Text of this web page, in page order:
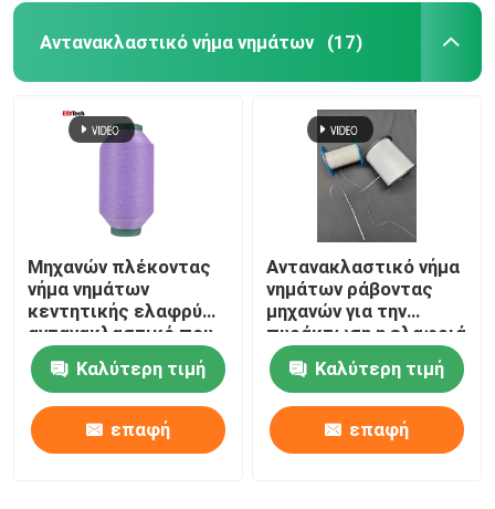
Αντανακλαστικό νήμα νημάτων (17)
Μηχανών πλέκοντας
νήμα νημάτων
κεντητικής ελαφρύ
αντανακλαστικό που
χρησιμοποιείται στο
λογότυπο μπλουζών
που ντύνει κόκκινο
πράσινο
Καλύτερη τιμή
επαφή
Αντανακλαστικό νήμα
νημάτων ράβοντας
μηχανών για την
πυράκτωση η ελαφριά
Pet υφάσματος
ενδυμάτων ύφανσης
κεντητικής
Καλύτερη τιμή
επαφή